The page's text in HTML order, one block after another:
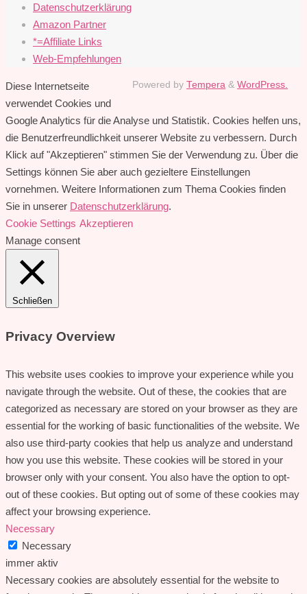
Datenschutzerklärung
Amazon Partner
*=Affiliate Links
Web-Empfehlungen
Powered by Tempera & WordPress.
Diese Internetseite
verwendet Cookies und
Google Analytics für die Analyse und Statistik. Cookies helfen uns,
die Benutzerfreundlichkeit unserer Website zu verbessern. Durch
Klick auf "Akzeptieren" stimmen Sie der Verwendung zu. Über die
Settings können Sie aber auch gezieltere Einstellungen
vornehmen. Weitere Informationen zum Thema Cookies finden
Sie in unserer Datenschutzerklärung.
Cookie Settings Akzeptieren
Manage consent
Schließen
Privacy Overview
This website uses cookies to improve your experience while you
navigate through the website. Out of these, the cookies that are
categorized as necessary are stored on your browser as they are
essential for the working of basic functionalities of the website. We
also use third-party cookies that help us analyze and understand
how you use this website. These cookies will be stored in your
browser only with your consent. You also have the option to opt-
out of these cookies. But opting out of some of these cookies may
affect your browsing experience.
Necessary
Necessary
immer aktiv
Necessary cookies are absolutely essential for the website to